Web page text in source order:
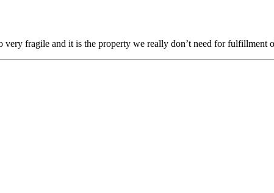
fragile and it is the property we really don’t need for fulfillment